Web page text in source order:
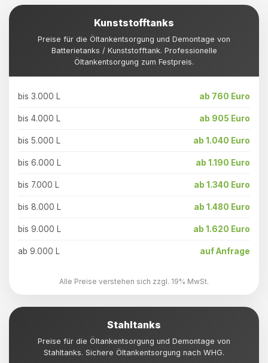
Kunststofftanks
Preise für die Öltankentsorgung und Demontage von
Batterietanks / Kunststofftank. Professionelle
Öltankentsorgung zum Festpreis.
bis 3.000 L ab 760 Euro
bis 4.000 L ab 905 Euro
bis 5.000 L ab 1.040 Euro
bis 6.000 L ab 1.190 Euro
bis 7.000 L ab 1.340 Euro
bis 8.000 L ab 1.480 Euro
bis 9.000 L ab 1.620 Euro
ab 9.000 L auf Anfrage
Alle Preise verstehen sich zzgl. 19% MwSt.
Stahltanks
Preise für die Öltankentsorgung und Demontage von
Stahltanks. Sichere Öltankentsorgung nach WHG.